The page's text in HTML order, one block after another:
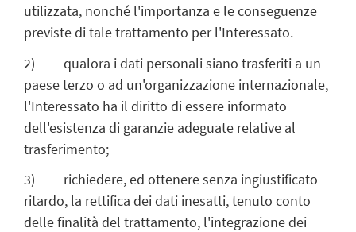
utilizzata, nonché l'importanza e le conseguenze
previste di tale trattamento per l'Interessato.
2) qualora i dati personali siano trasferiti a un
paese terzo o ad un'organizzazione internazionale,
l'Interessato ha il diritto di essere informato
dell'esistenza di garanzie adeguate relative al
trasferimento;
3) richiedere, ed ottenere senza ingiustificato
ritardo, la rettifica dei dati inesatti, tenuto conto
delle finalità del trattamento, l'integrazione dei